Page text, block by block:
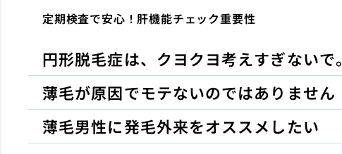
定期検査で安心！肝機能チェック重要性
円形脱毛症は、クヨクヨ考えすぎないで。
薄毛が原因でモテないのではありません
薄毛男性に発毛外来をオススメしたい